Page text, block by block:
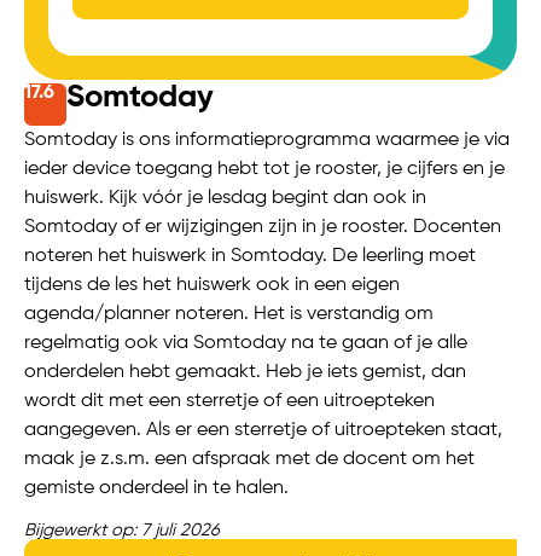
17.6 Somtoday
Somtoday is ons informatieprogramma waarmee je via
ieder device toegang hebt tot je rooster, je cijfers en je
huiswerk. Kijk vóór je lesdag begint dan ook in
Somtoday of er wijzigingen zijn in je rooster. Docenten
noteren het huiswerk in Somtoday. De leerling moet
tijdens de les het huiswerk ook in een eigen
agenda/planner noteren. Het is verstandig om
regelmatig ook via Somtoday na te gaan of je alle
onderdelen hebt gemaakt. Heb je iets gemist, dan
wordt dit met een sterretje of een uitroepteken
aangegeven. Als er een sterretje of uitroepteken staat,
maak je z.s.m. een afspraak met de docent om het
gemiste onderdeel in te halen.
Bijgewerkt op: 7 juli 2026